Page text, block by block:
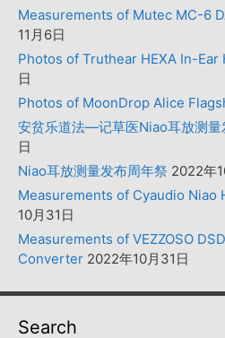
Measurements of Mutec MC-6
11月6日
Photos of Truthear HEXA In-Ear
日
Photos of MoonDrop Alice
安贫乐道法—记草医Niao耳放测量
日
Niao耳放测量发布周年祭 2022年
Measurements of Cyaudio Niao
10月31日
Measurements of VEZZOSO
Converter 2022年10月31日
Search